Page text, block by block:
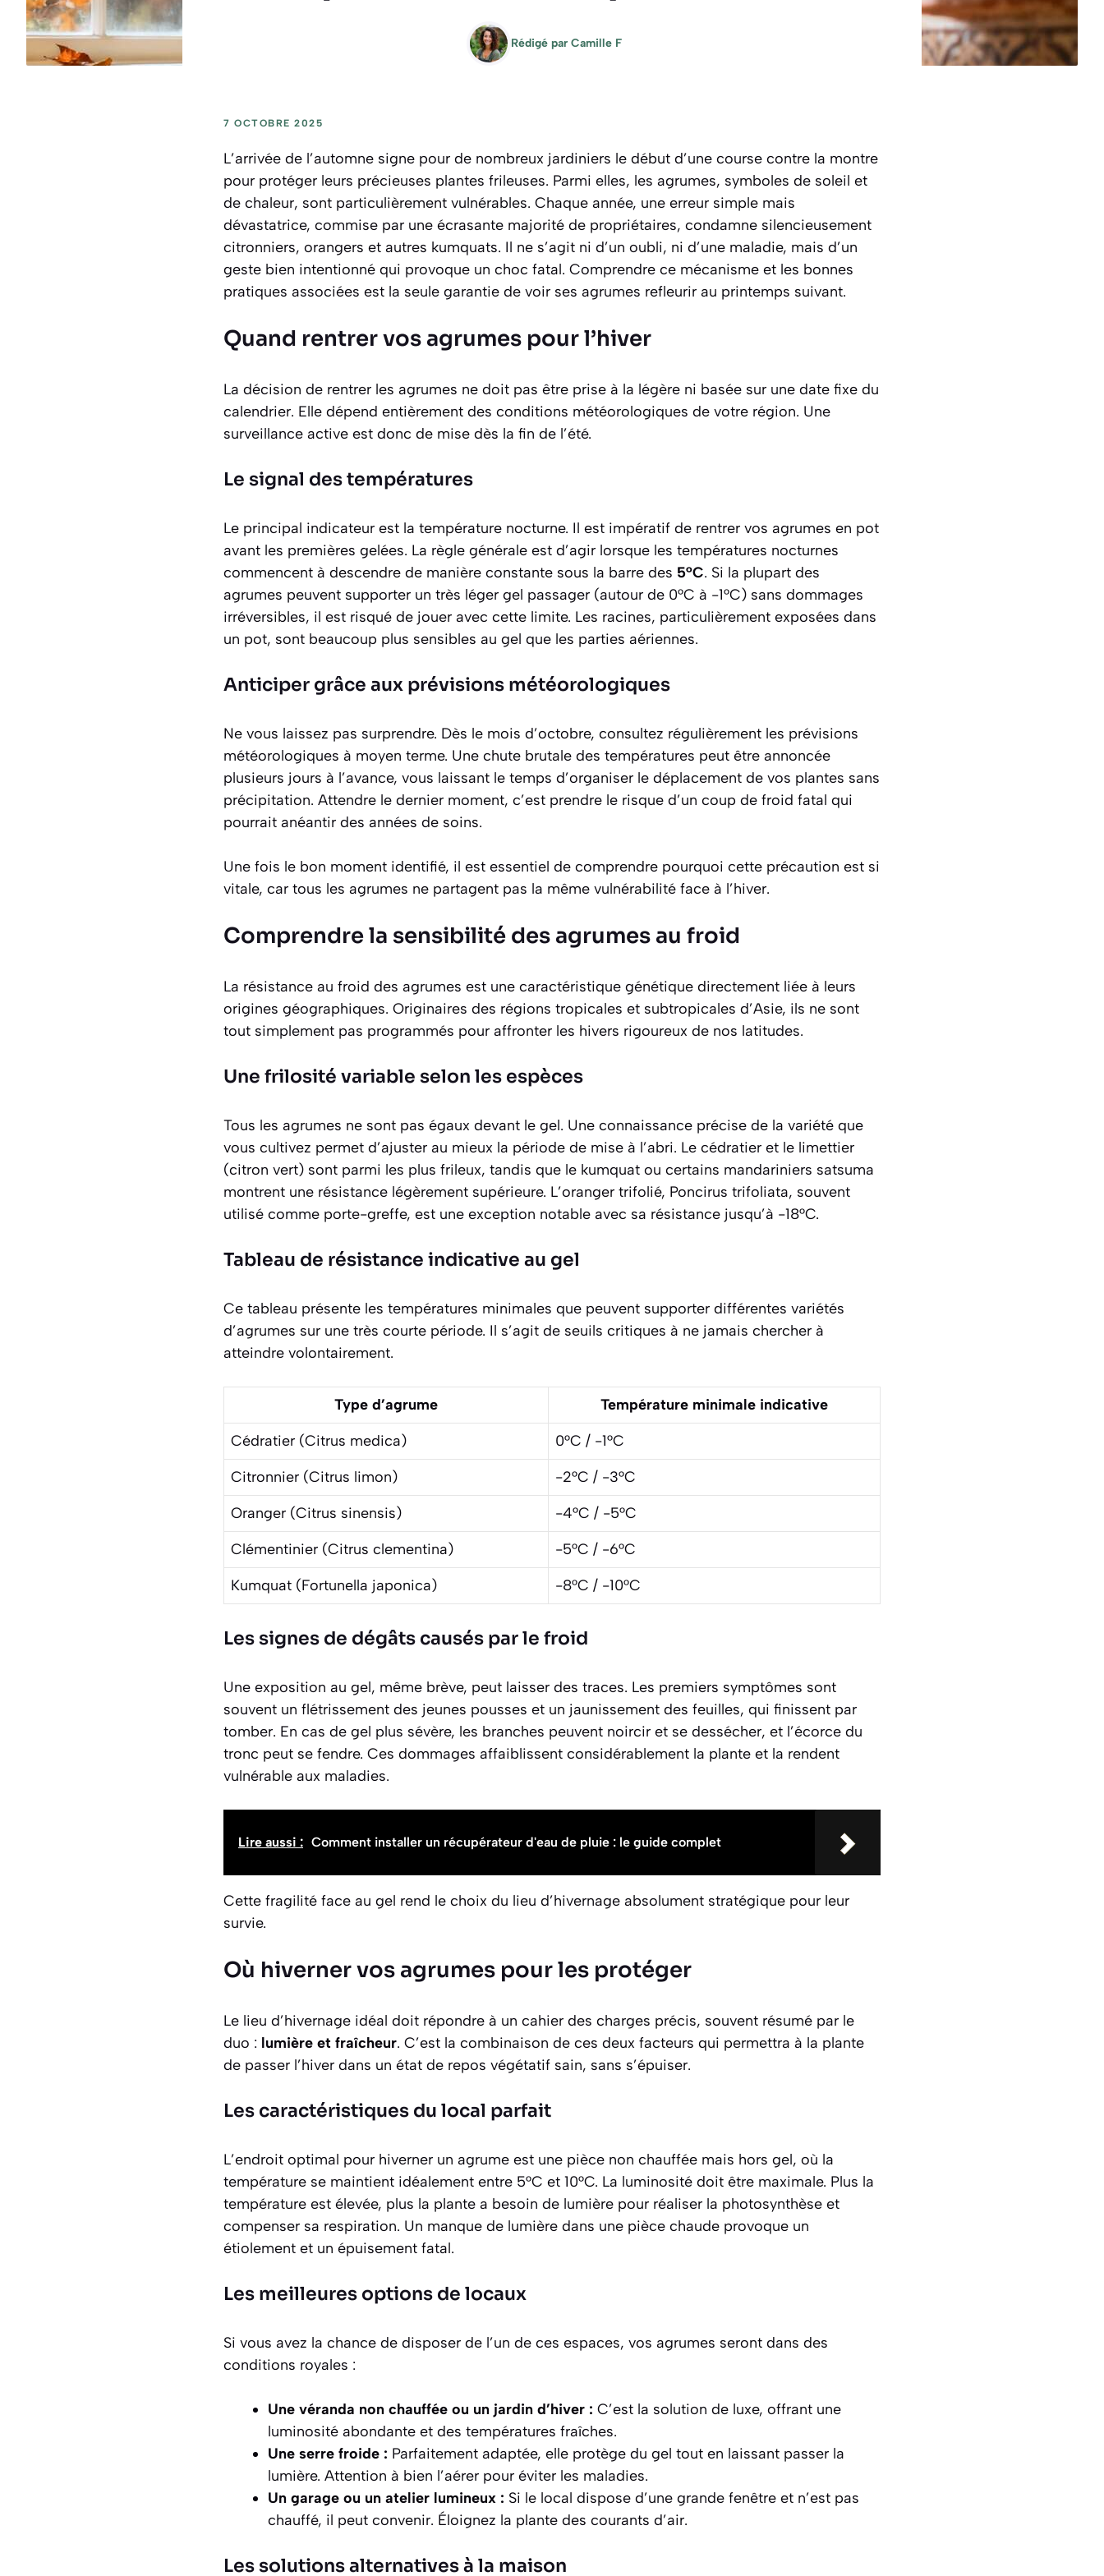
Rédigé par Camille F
7 OCTOBRE 2025
L’arrivée de l’automne signe pour de nombreux jardiniers le début d’une course contre la montre
pour protéger leurs précieuses plantes frileuses. Parmi elles, les agrumes, symboles de soleil et
de chaleur, sont particulièrement vulnérables. Chaque année, une erreur simple mais
dévastatrice, commise par une écrasante majorité de propriétaires, condamne silencieusement
citronniers, orangers et autres kumquats. Il ne s’agit ni d’un oubli, ni d’une maladie, mais d’un
geste bien intentionné qui provoque un choc fatal. Comprendre ce mécanisme et les bonnes
pratiques associées est la seule garantie de voir ses agrumes refleurir au printemps suivant.
Quand rentrer vos agrumes pour l’hiver
La décision de rentrer les agrumes ne doit pas être prise à la légère ni basée sur une date fixe du
calendrier. Elle dépend entièrement des conditions météorologiques de votre région. Une
surveillance active est donc de mise dès la fin de l’été.
Le signal des températures
Le principal indicateur est la température nocturne. Il est impératif de rentrer vos agrumes en pot
avant les premières gelées. La règle générale est d’agir lorsque les températures nocturnes
commencent à descendre de manière constante sous la barre des 5°C. Si la plupart des
agrumes peuvent supporter un très léger gel passager (autour de 0°C à -1°C) sans dommages
irréversibles, il est risqué de jouer avec cette limite. Les racines, particulièrement exposées dans
un pot, sont beaucoup plus sensibles au gel que les parties aériennes.
Anticiper grâce aux prévisions météorologiques
Ne vous laissez pas surprendre. Dès le mois d’octobre, consultez régulièrement les prévisions
météorologiques à moyen terme. Une chute brutale des températures peut être annoncée
plusieurs jours à l’avance, vous laissant le temps d’organiser le déplacement de vos plantes sans
précipitation. Attendre le dernier moment, c’est prendre le risque d’un coup de froid fatal qui
pourrait anéantir des années de soins.
Une fois le bon moment identifié, il est essentiel de comprendre pourquoi cette précaution est si
vitale, car tous les agrumes ne partagent pas la même vulnérabilité face à l’hiver.
Comprendre la sensibilité des agrumes au froid
La résistance au froid des agrumes est une caractéristique génétique directement liée à leurs
origines géographiques. Originaires des régions tropicales et subtropicales d’Asie, ils ne sont
tout simplement pas programmés pour affronter les hivers rigoureux de nos latitudes.
Une frilosité variable selon les espèces
Tous les agrumes ne sont pas égaux devant le gel. Une connaissance précise de la variété que
vous cultivez permet d’ajuster au mieux la période de mise à l’abri. Le cédratier et le limettier
(citron vert) sont parmi les plus frileux, tandis que le kumquat ou certains mandariniers satsuma
montrent une résistance légèrement supérieure. L’oranger trifolié, Poncirus trifoliata, souvent
utilisé comme porte-greffe, est une exception notable avec sa résistance jusqu’à -18°C.
Tableau de résistance indicative au gel
Ce tableau présente les températures minimales que peuvent supporter différentes variétés
d’agrumes sur une très courte période. Il s’agit de seuils critiques à ne jamais chercher à
atteindre volontairement.
Type d’agrume
Température minimale indicative
Cédratier (Citrus medica)
0°C / -1°C
Citronnier (Citrus limon)
-2°C / -3°C
Oranger (Citrus sinensis)
-4°C / -5°C
Clémentinier (Citrus clementina)
-5°C / -6°C
Kumquat (Fortunella japonica) -8°C / -10°C
Les signes de dégâts causés par le froid
Une exposition au gel, même brève, peut laisser des traces. Les premiers symptômes sont
souvent un flétrissement des jeunes pousses et un jaunissement des feuilles, qui finissent par
tomber. En cas de gel plus sévère, les branches peuvent noircir et se dessécher, et l’écorce du
tronc peut se fendre. Ces dommages affaiblissent considérablement la plante et la rendent
vulnérable aux maladies.
Lire aussi : Comment installer un récupérateur d'eau de pluie : le guide complet
Cette fragilité face au gel rend le choix du lieu d’hivernage absolument stratégique pour leur
survie.
Où hiverner vos agrumes pour les protéger
Le lieu d’hivernage idéal doit répondre à un cahier des charges précis, souvent résumé par le
duo : lumière et fraîcheur. C’est la combinaison de ces deux facteurs qui permettra à la plante
de passer l’hiver dans un état de repos végétatif sain, sans s’épuiser.
Les caractéristiques du local parfait
L’endroit optimal pour hiverner un agrume est une pièce non chauffée mais hors gel, où la
température se maintient idéalement entre 5°C et 10°C. La luminosité doit être maximale. Plus la
température est élevée, plus la plante a besoin de lumière pour réaliser la photosynthèse et
compenser sa respiration. Un manque de lumière dans une pièce chaude provoque un
étiolement et un épuisement fatal.
Les meilleures options de locaux
Si vous avez la chance de disposer de l’un de ces espaces, vos agrumes seront dans des
conditions royales :
Une véranda non chauffée ou un jardin d’hiver : C’est la solution de luxe, offrant une
luminosité abondante et des températures fraîches.
Une serre froide : Parfaitement adaptée, elle protège du gel tout en laissant passer la
lumière. Attention à bien l’aérer pour éviter les maladies.
Un garage ou un atelier lumineux : Si le local dispose d’une grande fenêtre et n’est pas
chauffé, il peut convenir. Éloignez la plante des courants d’air.
Les solutions alternatives à la maison